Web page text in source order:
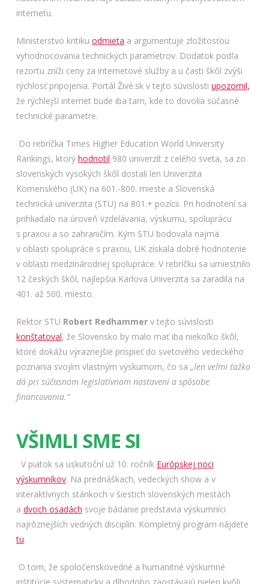
internetu.
Ministerstvo kritiku odmieta a argumentuje zložitosťou
vyhodnocovania technických parametrov. Dodatok podľa
rezortu zníži ceny za internetové služby a u časti škôl zvýši
rýchlosť pripojenia. Portál Živé.sk v tejto súvislosti upozornil,
že rýchlejší internet bude iba tam, kde to dovolia súčasné
technické parametre.
Do rebríčka Times Higher Education World University
Rankings, ktorý hodnotil 980 univerzít z celého sveta, sa zo
slovenských vysokých škôl dostali len Univerzita
Komenského (UK) na 601.-800. mieste a Slovenská
technická univerzita (STU) na 801.+ pozícii. Pri hodnotení sa
prihliadalo na úroveň vzdelávania, výskumu, spoluprácu
s praxou a so zahraničím. Kým STU bodovala najmä
v oblasti spolupráce s praxou, UK získala dobré hodnotenie
v oblasti medzinárodnej spolupráce. V rebríčku sa umiestnilo
12 českých škôl, najlepšia Karlova Univerzita sa zaradila na
401. až 500. miesto.
Rektor STU Robert Redhammerv tejto súvislosti
konštatoval, že Slovensko by malo mať iba niekoľko škôl,
ktoré dokážu výraznejšie prispieť do svetového vedeckého
poznania svojím vlastným výskumom, čo sa „len veľmi ťažko
dá pri súčasnom legislatívnom nastavení a spôsobe
financovania.“
VŠIMLI SME SI
V piatok sa uskutoční už 10. ročník Európskej noci
výskumníkov. Na prednáškach, vedeckých show a v
interaktívnych stánkoch v šiestich slovenských mestách
a dvoch osadách svoje bádanie predstavia výskumníci
najrôznejších vedných disciplín. Kompletný program nájdete
tu.
O tom, že spoločenskovedné a humanitné výskumné